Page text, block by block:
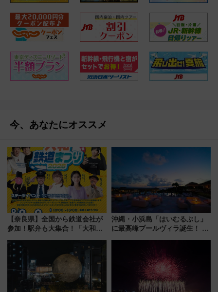
今、あなたにオススメ
【奈良県】全国から鉄道会社が
参加！駅弁も大集合！「大和鉄
に開催決定
沖縄・小浜島「はいむるぶし」
に最高峰プールヴィラ誕生！ 石
美旅「何もしない贅沢」を体験
してみない？